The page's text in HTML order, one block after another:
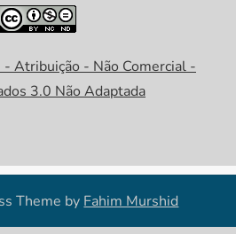
Atribuição - Não Comercial -
3.0 Não Adaptada
Theme byFahim Murshid